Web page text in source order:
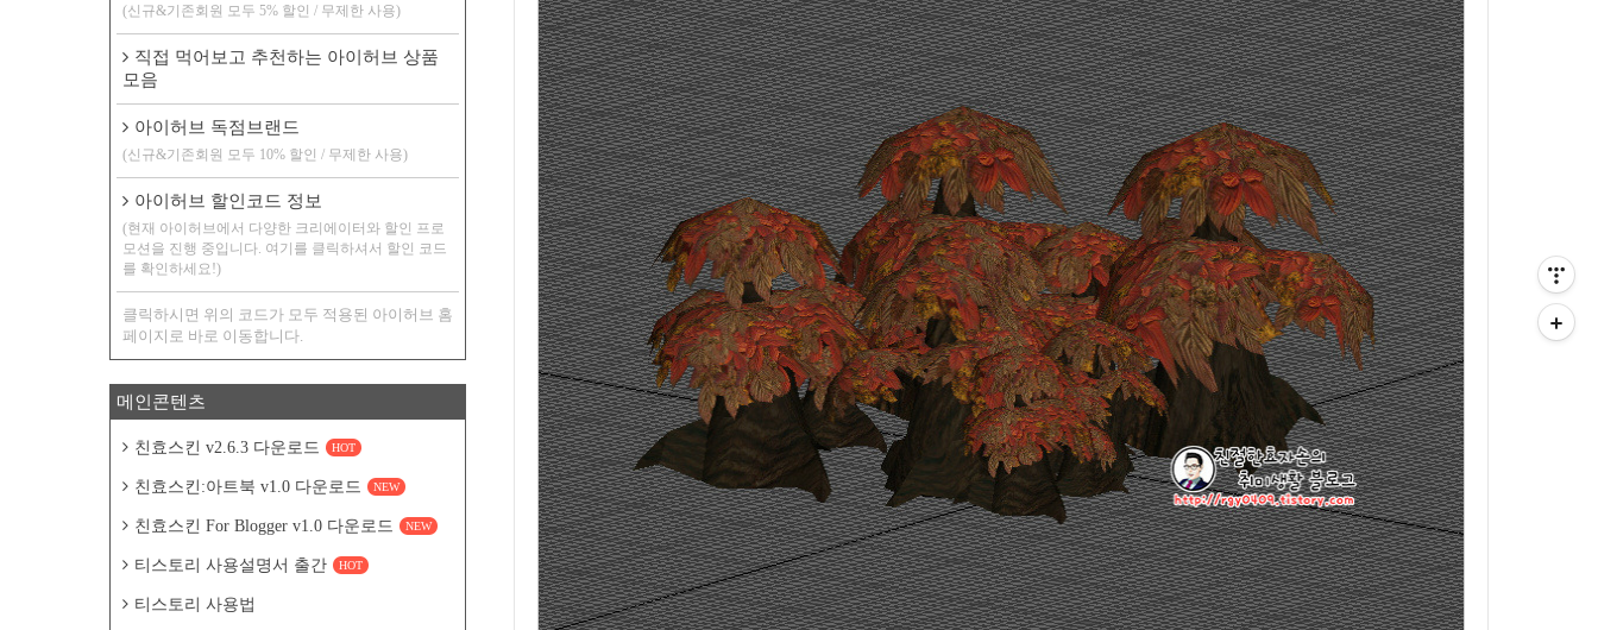
(신규&기존회원 모두 5% 할인 / 무제한 사용)
직접 먹어보고 추천하는 아이허브 상품
모음
아이허브 독점브랜드
(신규&기존회원 모두 10% 할인 / 무제한 사용)
아이허브 할인코드 정보
(현재 아이허브에서 다양한 크리에이터와 할인 프로
모션을 진행 중입니다. 여기를 클릭하셔서 할인 코드
를 확인하세요!)
클릭하시면 위의 코드가 모두 적용된 아이허브 홈
페이지로 바로 이동합니다.
메인콘텐츠
친효스킨 v2.6.3 다운로드 HOT
친효스킨:아트북 v1.0 다운로드 NEW
친효스킨 For Blogger v1.0 다운로드 NEW
티스토리 사용설명서 출간 HOT
티스토리 사용법